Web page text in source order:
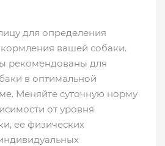
для определения
вашей собаки.
рекомендованы для
в оптимальной
Меняйте суточную норму
от уровня
ее физических